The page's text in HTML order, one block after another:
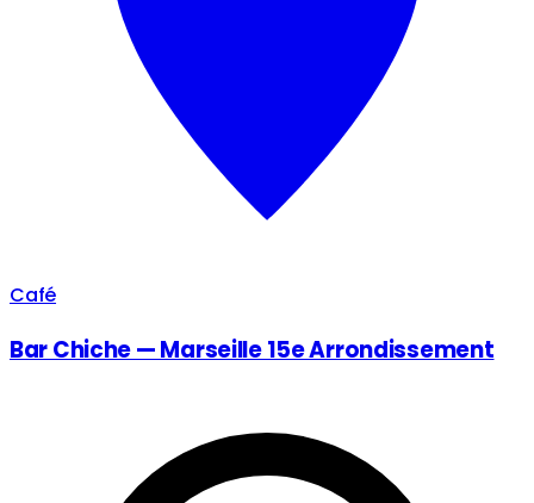
Café
Bar Chiche — Marseille 15e Arrondissement